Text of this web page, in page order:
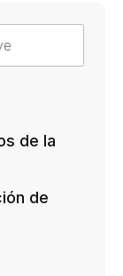
de la
de